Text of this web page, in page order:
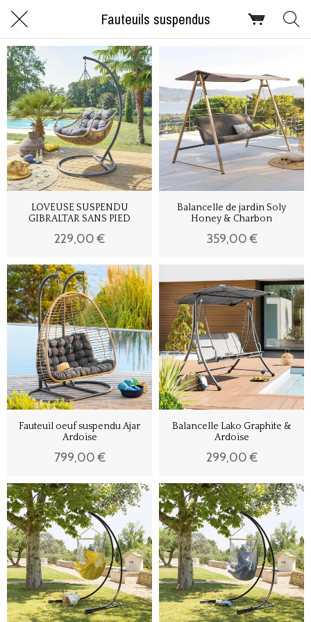
Fauteuils suspendus
LOVEUSE SUSPENDU
GIBRALTAR SANS PIED
229,00 €
Balancelle de jardin Soly
Honey & Charbon
359,00 €
Fauteuil oeuf suspendu Ajar
Ardoise
799,00 €
Balancelle Lako Graphite &
Ardoise
299,00 €